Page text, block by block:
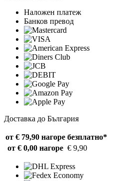
Наложен платеж
Банков превод
Доставка до България
от € 79,90 нагоре безплатно*
от € 0,00 нагоре € 9,90